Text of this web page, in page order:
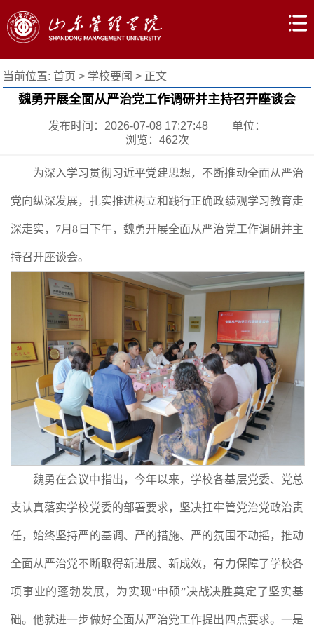
当前位置: 首页 > 学校要闻> 正文
魏勇开展全面从严治党工作调研并主持召开座谈会
发布时间：2026-07-08 17:27:48
单位：
浏览： 462次
为深入学习贯彻习近平党建思想，不断推动全面从严治
党向纵深发展，扎实推进树立和践行正确政绩观学习教育走
深走实，7月8日下午，魏勇开展全面从严治党工作调研并主
持召开座谈会。
魏勇在会议中指出，今年以来，学校各基层党委、党总
支认真落实学校党委的部署要求，坚决扛牢管党治党政治责
任，始终坚持严的基调、严的措施、严的氛围不动摇，推动
全面从严治党不断取得新进展、新成效，有力保障了学校各
项事业的蓬勃发展，为实现“申硕”决战决胜奠定了坚实基
础。他就进一步做好全面从严治党工作提出四点要求。一是